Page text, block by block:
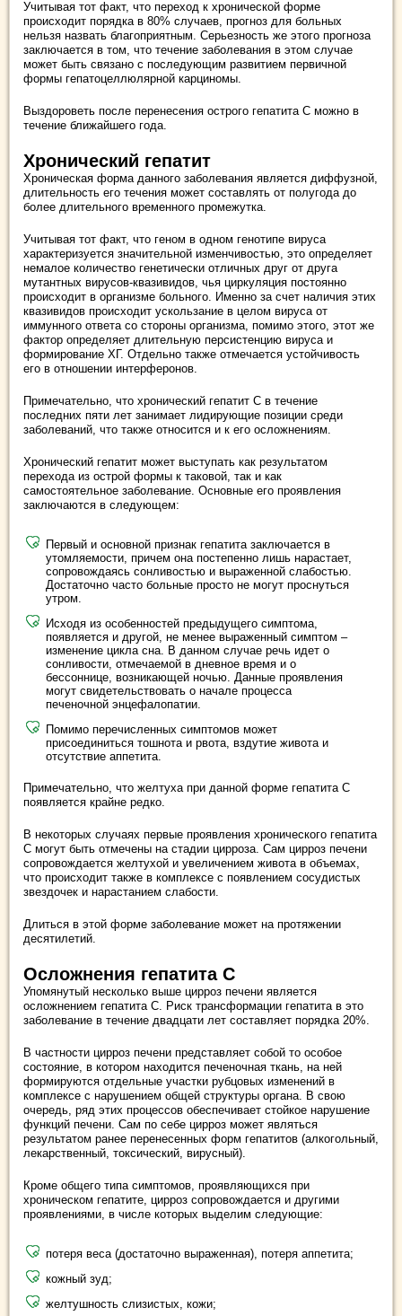
Учитывая тот факт, что переход к хронической форме
происходит порядка в 80% случаев, прогноз для больных
нельзя назвать благоприятным. Серьезность же этого прогноза
заключается в том, что течение заболевания в этом случае
может быть связано с последующим развитием первичной
формы гепатоцеллюлярной карциномы.
Выздороветь после перенесения острого гепатита С можно в
течение ближайшего года.
Хронический гепатит
Хроническая форма данного заболевания является диффузной,
длительность его течения может составлять от полугода до
более длительного временного промежутка.
Учитывая тот факт, что геном в одном генотипе вируса
характеризуется значительной изменчивостью, это определяет
немалое количество генетически отличных друг от друга
мутантных вирусов-квазивидов, чья циркуляция постоянно
происходит в организме больного. Именно за счет наличия этих
квазивидов происходит ускользание в целом вируса от
иммунного ответа со стороны организма, помимо этого, этот же
фактор определяет длительную персистенцию вируса и
формирование ХГ. Отдельно также отмечается устойчивость
его в отношении интерферонов.
Примечательно, что хронический гепатит С в течение
последних пяти лет занимает лидирующие позиции среди
заболеваний, что также относится и к его осложнениям.
Хронический гепатит может выступать как результатом
перехода из острой формы к таковой, так и как
самостоятельное заболевание. Основные его проявления
заключаются в следующем:
Первый и основной признак гепатита заключается в
утомляемости, причем она постепенно лишь нарастает,
сопровождаясь сонливостью и выраженной слабостью.
Достаточно часто больные просто не могут проснуться
утром.
Исходя из особенностей предыдущего симптома,
появляется и другой, не менее выраженный симптом –
изменение цикла сна. В данном случае речь идет о
сонливости, отмечаемой в дневное время и о
бессоннице, возникающей ночью. Данные проявления
могут свидетельствовать о начале процесса
печеночной энцефалопатии.
Помимо перечисленных симптомов может
присоединиться тошнота и рвота, вздутие живота и
отсутствие аппетита.
Примечательно, что желтуха при данной форме гепатита С
появляется крайне редко.
В некоторых случаях первые проявления хронического гепатита
С могут быть отмечены на стадии цирроза. Сам цирроз печени
сопровождается желтухой и увеличением живота в объемах,
что происходит также в комплексе с появлением сосудистых
звездочек и нарастанием слабости.
Длиться в этой форме заболевание может на протяжении
десятилетий.
Осложнения гепатита С
Упомянутый несколько выше цирроз печени является
осложнением гепатита С. Риск трансформации гепатита в это
заболевание в течение двадцати лет составляет порядка 20%.
В частности цирроз печени представляет собой то особое
состояние, в котором находится печеночная ткань, на ней
формируются отдельные участки рубцовых изменений в
комплексе с нарушением общей структуры органа. В свою
очередь, ряд этих процессов обеспечивает стойкое нарушение
функций печени. Сам по себе цирроз может являться
результатом ранее перенесенных форм гепатитов (алкогольный,
лекарственный, токсический, вирусный).
Кроме общего типа симптомов, проявляющихся при
хроническом гепатите, цирроз сопровождается и другими
проявлениями, в числе которых выделим следующие:
потеря веса (достаточно выраженная), потеря аппетита;
кожный зуд;
желтушность слизистых, кожи;